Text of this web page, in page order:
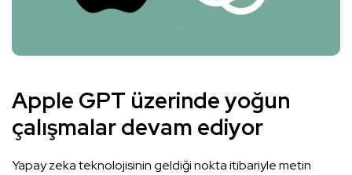
Apple GPT üzerinde yoğun
çalışmalar devam ediyor
Yapay zeka teknolojisinin geldiği nokta itibariyle metin